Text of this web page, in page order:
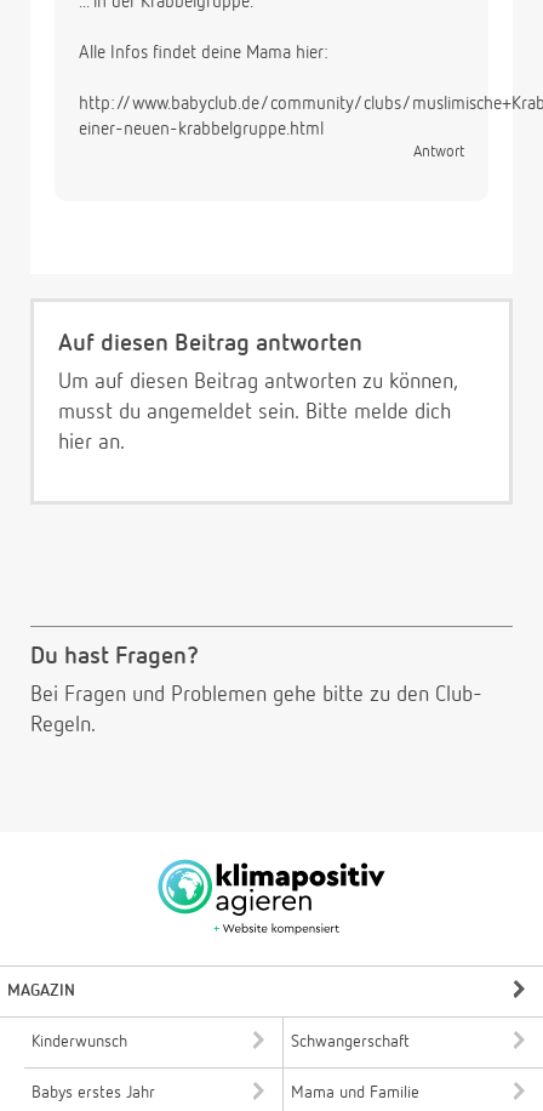
Alle Infos findet deine Mama hier:
http://www.babyclub.de/community/clubs/
einer-neuen-krabbelgruppe.html
Antwort
Auf diesen Beitrag antworten
Um auf diesen Beitrag antworten zu können,
musst du angemeldet sein. Bitte melde dich
hier an.
Du hast Fragen?
Bei Fragen und Problemen gehe bitte zu den Club-
Regeln.
MAGAZIN
Kinderwunsch Schwangerschaft
Babys erstes Jahr Mama und Familie